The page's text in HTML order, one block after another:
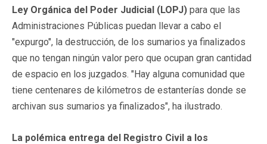
Ley Orgánica del Poder Judicial (LOPJ) para que las
Administraciones Públicas puedan llevar a cabo el
"expurgo", la destrucción, de los sumarios ya finalizados
que no tengan ningún valor pero que ocupan gran cantidad
de espacio en los juzgados. "Hay alguna comunidad que
tiene centenares de kilómetros de estanterías donde se
archivan sus sumarios ya finalizados", ha ilustrado.
La polémica entrega del Registro Civil a los